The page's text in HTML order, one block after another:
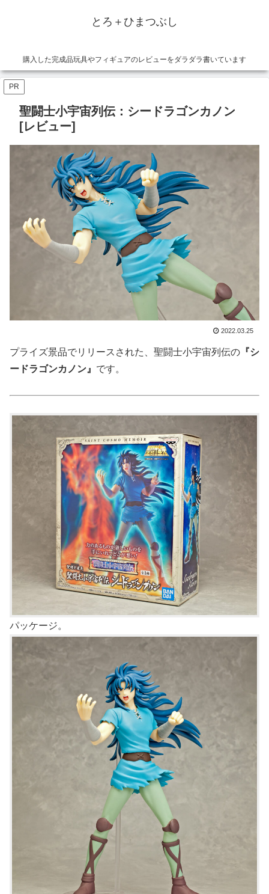
とろ＋ひまつぶし
購入した完成品玩具やフィギュアのレビューをダラダラ書いています
PR
聖闘士小宇宙列伝：シードラゴンカノン
[レビュー]
2022.03.25
プライズ景品でリリースされた、聖闘士小宇宙列伝の 『シ
ードラゴンカノン』 です。
パッケージ。